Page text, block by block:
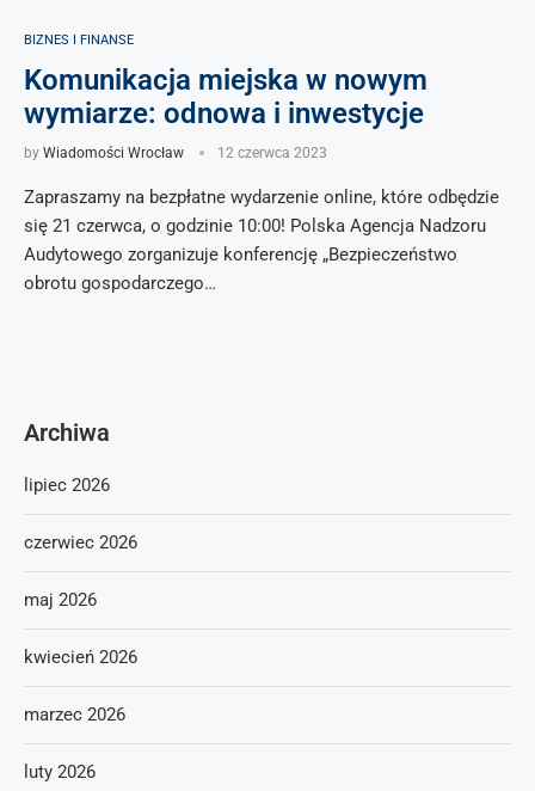
BIZNES I FINANSE
Komunikacja miejska w nowym
wymiarze: odnowa i inwestycje
by Wiadomości Wrocław 12 czerwca 2023
Zapraszamy na bezpłatne wydarzenie online, które odbędzie
się 21 czerwca, o godzinie 10:00! Polska Agencja Nadzoru
Audytowego zorganizuje konferencję „Bezpieczeństwo
obrotu gospodarczego…
Archiwa
lipiec 2026
czerwiec 2026
maj 2026
kwiecień 2026
marzec 2026
luty 2026